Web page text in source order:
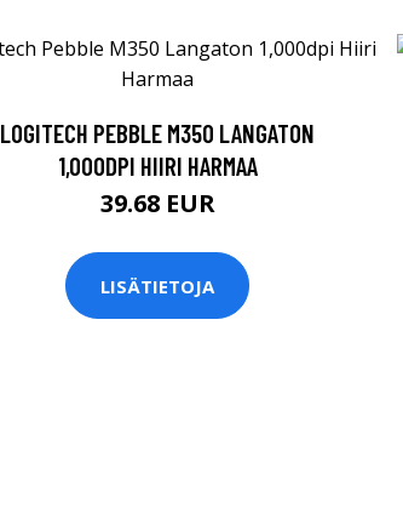
LOGITECH PEBBLE M350 LANGATON
1,000DPI HIIRI HARMAA
39.68 EUR
LISÄTIETOJA